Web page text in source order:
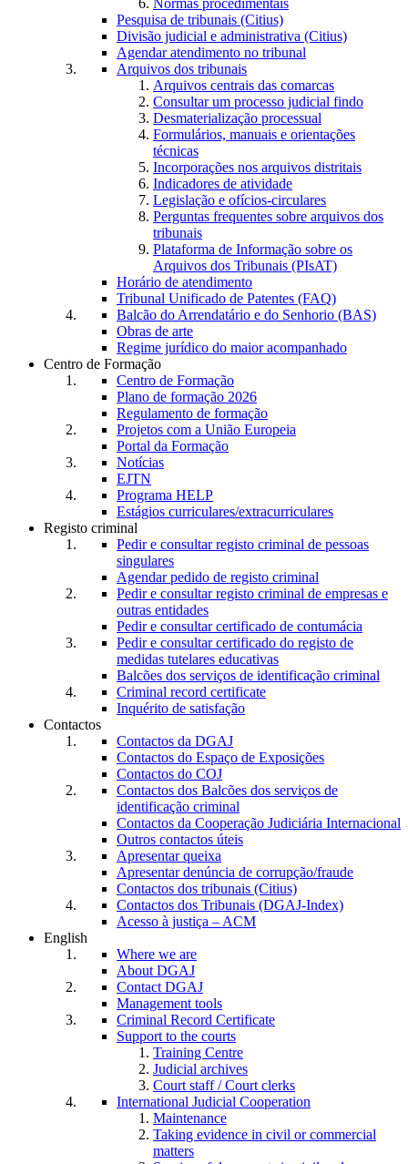
Normas procedimentais
Pesquisa de tribunais (Citius)
Divisão judicial e administrativa (Citius)
Agendar atendimento no tribunal
Arquivos dos tribunais
Arquivos centrais das comarcas
Consultar um processo judicial findo
Desmaterialização processual
Formulários, manuais e orientações
técnicas
Incorporações nos arquivos distritais
Indicadores de atividade
Legislação e ofícios-circulares
Perguntas frequentes sobre arquivos dos
tribunais
Plataforma de Informação sobre os
Arquivos dos Tribunais (PIsAT)
Horário de atendimento
Tribunal Unificado de Patentes (FAQ)
Balcão do Arrendatário e do Senhorio (BAS)
Obras de arte
Regime jurídico do maior acompanhado
Centro de Formação
Centro de Formação
Plano de formação 2026
Regulamento de formação
Projetos com a União Europeia
Portal da Formação
Notícias
EJTN
Programa HELP
Estágios curriculares/extracurriculares
Registo criminal
Pedir e consultar registo criminal de pessoas
singulares
Agendar pedido de registo criminal
Pedir e consultar registo criminal de empresas e
outras entidades
Pedir e consultar certificado de contumácia
Pedir e consultar certificado do registo de
medidas tutelares educativas
Balcões dos serviços de identificação criminal
Criminal record certificate
Inquérito de satisfação
Contactos
Contactos da DGAJ
Contactos do Espaço de Exposições
Contactos do COJ
Contactos dos Balcões dos serviços de
identificação criminal
Contactos da Cooperação Judiciária Internacional
Outros contactos úteis
Apresentar queixa
Apresentar denúncia de corrupção/fraude
Contactos dos tribunais (Citius)
Contactos dos Tribunais (DGAJ-Index)
Acesso à justiça – ACM
English
Where we are
About DGAJ
Contact DGAJ
Management tools
Criminal Record Certificate
Support to the courts
Training Centre
Judicial archives
Court staff / Court clerks
International Judicial Cooperation
Maintenance
Taking evidence in civil or commercial
matters